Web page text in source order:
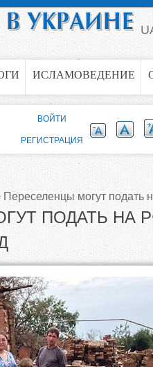
ИСЛАМОВЕДЕНИЕ
Переселенцы могут подать
ПОДАТЬ НА
ВОЙТИ
РЕГИСТРАЦИЯ